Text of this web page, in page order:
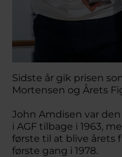
Sidste år gik prisen
Mortensen og Årets
John Amdisen var
i AGF tilbage i 1963,
første til at blive årets
første gang i 1978.